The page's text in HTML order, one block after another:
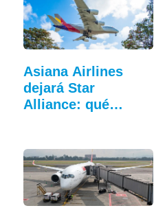
Asiana Airlines
dejará Star
Alliance: qué